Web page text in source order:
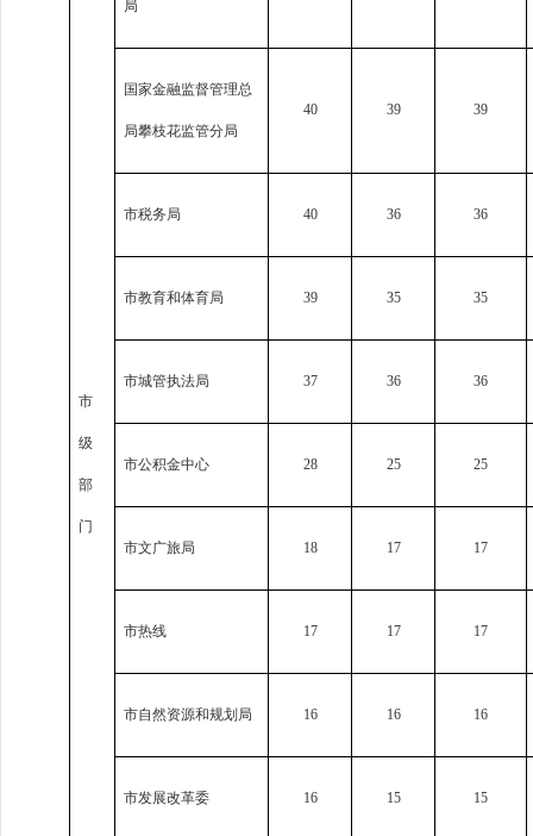
市
级
部
门
局
国家金融监督管理总
局攀枝花监管分局
40 39 39
市税务局 40 36 36
市教育和体育局 39 35 35
市城管执法局 37 36 36
市公积金中心 28 25 25
市文广旅局 18 17 17
市热线 17 17 17
市自然资源和规划局 16 16 16
市发展改革委 16 15 15